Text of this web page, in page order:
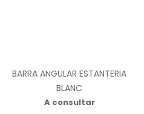
BARRA ANGULAR ESTANTERIA
BLANC
A consultar